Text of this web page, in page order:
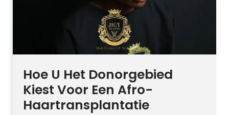
Hoe U Het Donorgebied
Kiest Voor Een Afro-
Haartransplantatie